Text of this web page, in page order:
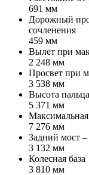
691 мм
Дорожный
сочленения
459 мм
Вылет при
2 248 мм
Просвет при
3 538 мм
Высота
5 371 мм
7 276 мм
Задний мост
3 132 мм
Колесная база
3 810 мм